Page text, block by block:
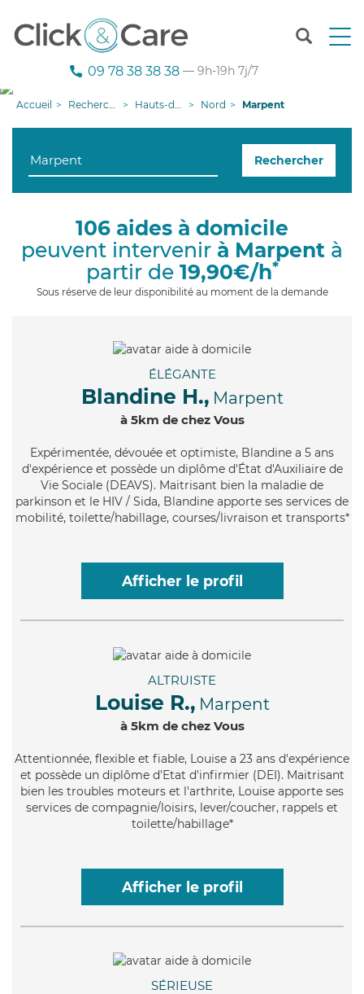
T
n
g
i
09 78 38 38 38 — 9h-19h 7j/7
Accueil Recherche aide à domicile Hauts-de-France Nord Marpent
Rechercher
106 aides à domicile
peuvent intervenir à Marpent à
partir de 19,90€/h*
Sous réserve de leur disponibilité au moment de la demande
ÉLÉGANTE
Blandine H., Marpent
à 5km de chez Vous
Expérimentée, dévouée et optimiste, Blandine a 5 ans
d'expérience et possède un diplôme d'État d'Auxiliaire de
Vie Sociale (DEAVS). Maitrisant bien la maladie de
parkinson et le HIV / Sida, Blandine apporte ses services de
mobilité, toilette/habillage, courses/livraison et transports*
Afficher le profil
ALTRUISTE
Louise R., Marpent
à 5km de chez Vous
Attentionnée, flexible et fiable, Louise a 23 ans d'expérience
et possède un diplôme d'Etat d'infirmier (DEI). Maitrisant
bien les troubles moteurs et l'arthrite, Louise apporte ses
services de compagnie/loisirs, lever/coucher, rappels et
toilette/habillage*
Afficher le profil
SÉRIEUSE